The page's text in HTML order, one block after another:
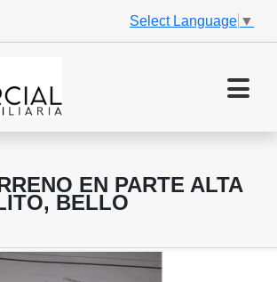
Select Language ▼
EN PARTE ALTA
BELLO